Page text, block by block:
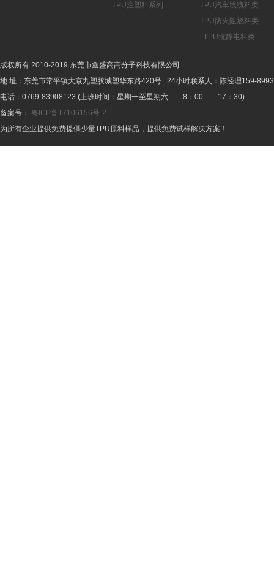
TPU注塑料系列
TPU汽车线缆料类
TPU防火阻燃料类
TPU抗静电料类
版权所有 2010-2019 东莞市鑫盛高高分子科技有限公司
地 址：东莞市常平镇大京九塑胶城塑华东路420号 24小时联系人：陈经理159-
电话：0769-83908123 (上班时间：星期一至星期六 8：00——17：30)
备案号： 粤ICP备17106156号-2
为所有企业提供免费提供少量TPU原料样品，提供免费试样解决方案！